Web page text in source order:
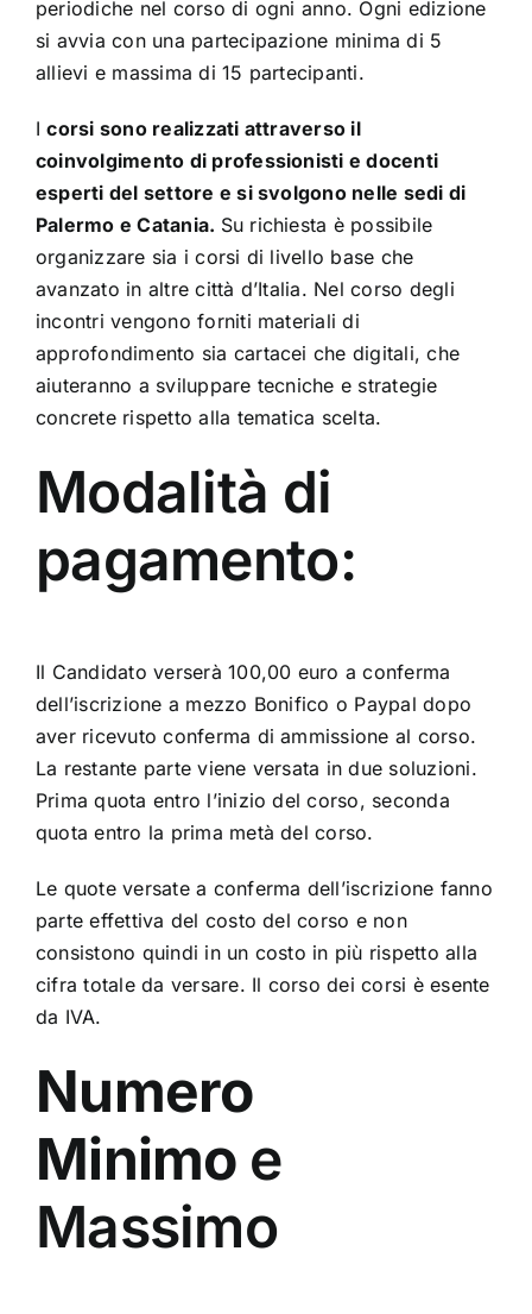
periodiche nel corso di ogni anno. Ogni edizione
si avvia con una partecipazione minima di 5
allievi e massima di 15 partecipanti.
Icorsi sono realizzati attraverso il
coinvolgimento di professionisti e docenti
esperti del settore e si svolgono nelle sedi di
Palermo e Catania. Su richiesta è possibile
organizzare sia i corsi di livello base che
avanzato in altre città d’Italia. Nel corso degli
incontri vengono forniti materiali di
approfondimento sia cartacei che digitali, che
aiuteranno a sviluppare tecniche e strategie
concrete rispetto alla tematica scelta.
Modalità di
pagamento:
Il Candidato verserà 100,00 euro a conferma
dell’iscrizione a mezzo Bonifico o Paypal dopo
aver ricevuto conferma di ammissione al corso.
La restante parte viene versata in due soluzioni.
Prima quota entro l’inizio del corso, seconda
quota entro la prima metà del corso.
Le quote versate a conferma dell’iscrizione fanno
parte effettiva del costo del corso e non
consistono quindi in un costo in più rispetto alla
cifra totale da versare. Il corso dei corsi è esente
da IVA.
Numero
Minimo e
Massimo